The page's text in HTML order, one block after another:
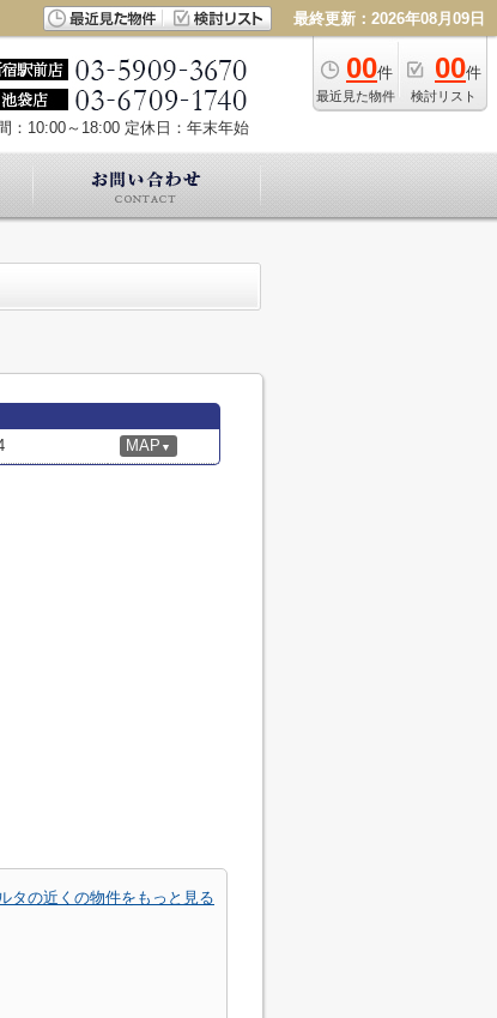
最終更新：2026年08月09日
00件
最近見た物件
00件
検討リスト
：10:00～18:00 定休日：年末年始
MAP ▼
タの近くの物件をもっと見る